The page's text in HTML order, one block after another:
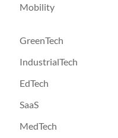
Mobility
GreenTech
IndustrialTech
EdTech
SaaS
MedTech